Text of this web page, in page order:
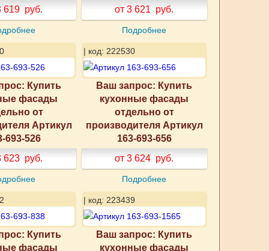
619 руб. от 3 621 руб.
Подробнее
Купить
фасады
от
Артикул
693-526
623 руб.
| код: 222530
Ваш запрос: Купить
кухонные фасады
отдельно от
производителя Артикул
163-693-656
от 3 624 руб.
Подробнее
Купить
фасады
| код: 223439
Ваш запрос: Купить
кухонные фасады